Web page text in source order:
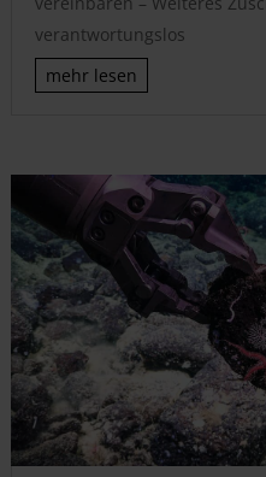
verantwortungslos
mehr lesen